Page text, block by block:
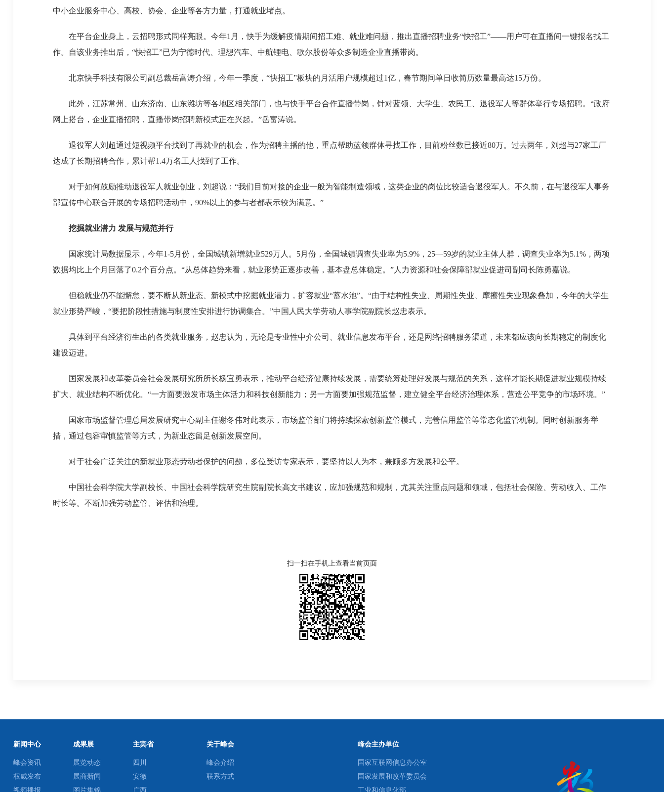
中小企业服务中心、高校、协会、企业等各方力量，打通就业堵点。
在平台企业身上，云招聘形式同样亮眼。今年1月，快手为缓解疫情期间招工难、就业难问题，推出直播招聘业务“快招工”——用户可在直播间一键报名找工
作。自该业务推出后，“快招工”已为宁德时代、理想汽车、中航锂电、歌尔股份等众多制造企业直播带岗。
北京快手科技有限公司副总裁岳富涛介绍，今年一季度，“快招工”板块的月活用户规模超过1亿，春节期间单日收简历数量最高达15万份。
此外，江苏常州、山东济南、山东潍坊等各地区相关部门，也与快手平台合作直播带岗，针对蓝领、大学生、农民工、退役军人等群体举行专场招聘。“政府
网上搭台，企业直播招聘，直播带岗招聘新模式正在兴起。”岳富涛说。
退役军人刘超通过短视频平台找到了再就业的机会，作为招聘主播的他，重点帮助蓝领群体寻找工作，目前粉丝数已接近80万。过去两年，刘超与27家工厂
达成了长期招聘合作，累计帮1.4万名工人找到了工作。
对于如何鼓励推动退役军人就业创业，刘超说：“我们目前对接的企业一般为智能制造领域，这类企业的岗位比较适合退役军人。不久前，在与退役军人事务
部宣传中心联合开展的专场招聘活动中，90%以上的参与者都表示较为满意。”
挖掘就业潜力 发展与规范并行
国家统计局数据显示，今年1-5月份，全国城镇新增就业529万人。5月份，全国城镇调查失业率为5.9%，25—59岁的就业主体人群，调查失业率为5.1%，两项
数据均比上个月回落了0.2个百分点。“从总体趋势来看，就业形势正逐步改善，基本盘总体稳定。”人力资源和社会保障部就业促进司副司长陈勇嘉说。
但稳就业仍不能懈怠，要不断从新业态、新模式中挖掘就业潜力，扩容就业“蓄水池”。“由于结构性失业、周期性失业、摩擦性失业现象叠加，今年的大学生
就业形势严峻，“要把阶段性措施与制度性安排进行协调集合。”中国人民大学劳动人事学院副院长赵忠表示。
具体到平台经济衍生出的各类就业服务，赵忠认为，无论是专业性中介公司、就业信息发布平台，还是网络招聘服务渠道，未来都应该向长期稳定的制度化
建设迈进。
国家发展和改革委员会社会发展研究所所长杨宜勇表示，推动平台经济健康持续发展，需要统筹处理好发展与规范的关系，这样才能长期促进就业规模持续
扩大、就业结构不断优化。“一方面要激发市场主体活力和科技创新能力；另一方面要加强规范监督，建立健全平台经济治理体系，营造公平竞争的市场环境。”
国家市场监督管理总局发展研究中心副主任谢冬伟对此表示，市场监管部门将持续探索创新监管模式，完善信用监管等常态化监管机制。同时创新服务举
措，通过包容审慎监管等方式，为新业态留足创新发展空间。
对于社会广泛关注的新就业形态劳动者保护的问题，多位受访专家表示，要坚持以人为本，兼顾多方发展和公平。
中国社会科学院大学副校长、中国社会科学院研究生院副院长高文书建议，应加强规范和规制，尤其关注重点问题和领域，包括社会保险、劳动收入、工作
时长等。不断加强劳动监管、评估和治理。
扫一扫在手机上查看当前页面
新闻中心
峰会资讯
权威发布
视频播报
成果展
展览动态
展商新闻
图片集锦
主宾省
四川
安徽
广西
关于峰会
峰会介绍
联系方式
峰会主办单位
国家互联网信息办公室
国家发展和改革委员会
工业和信息化部